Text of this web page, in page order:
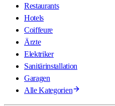
Restaurants
Hotels
Coiffeure
Ärzte
Elektriker
Sanitärinstallation
Garagen
Alle Kategorien